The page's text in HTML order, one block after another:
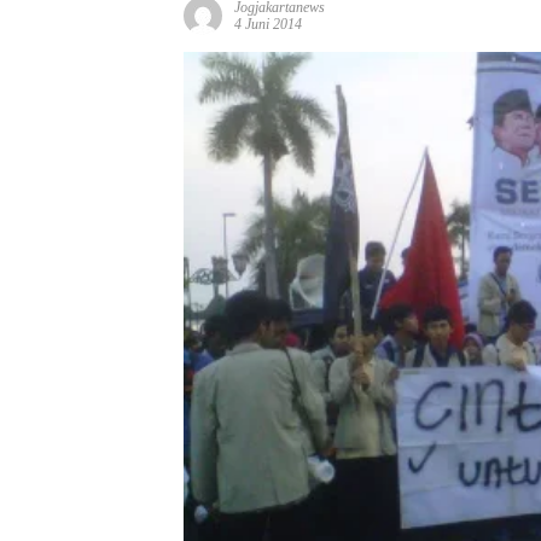
Jogjakartanews
4 Juni 2014